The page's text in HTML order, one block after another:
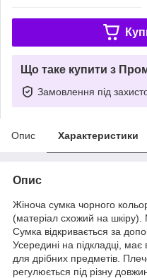
Що таке купити з
Замовлення під
Опис Характеристики
Опис
Жіноча сумка чорного
(матеріал схожий на
Сумка відкривається за
Усередині на підкладці,
для дрібних предметів.
регулюється під різну